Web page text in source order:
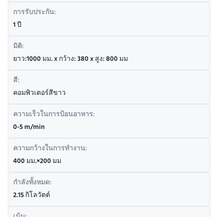
การรับประกัน:
1 ปี
มิติ:
ยาว:1000 มม. x กว้าง: 380 x สูง: 800 มม
สี:
คอมพิวเตอร์สีขาว
ความเร็วในการป้อนอาหาร:
0-5 m/min
ความกว้างในการทำงาน:
400 มม.×200 มม
กำลังทั้งหมด:
2.15 กิโลวัตต์